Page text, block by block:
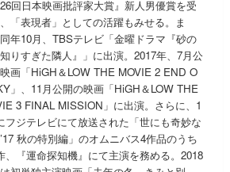
26回日本映画批評家大賞』新人男優賞を受
「表現者」としての活躍もみせる。ま
年10月、TBSテレビ「金曜ドラマ『砂の
りすぎた隣人』」に出演。2017年、7月公
画「HiGH＆LOW THE MOVIE 2 END O
」、11月公開の映画「HiGH＆LOW THE
3 FINAL MISSION」に出演。さらに、1
フジテレビにて放送された「世にも奇妙な
秋の特別編」のオムニバス4作品のうち
、『運命探知機』にて主演を務める。2018